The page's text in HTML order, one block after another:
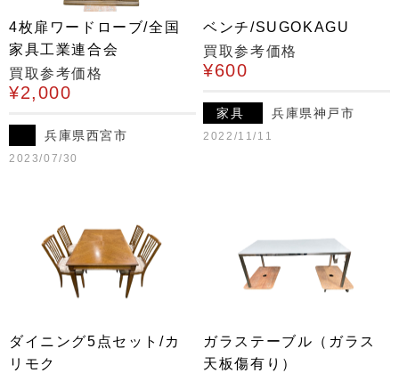
4枚扉ワードローブ/全国
家具工業連合会
買取参考価格
¥2,000
兵庫県西宮市
2023/07/30
ベンチ/SUGOKAGU
買取参考価格
¥600
家具 兵庫県神戸市
2022/11/11
ダイニング5点セット/カ
リモク
ガラステーブル（ガラス
天板傷有り）